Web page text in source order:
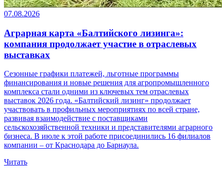
07.08.2026
Аграрная карта «Балтийского лизинга»:
компания продолжает участие в отраслевых
выставках
Сезонные графики платежей, льготные программы
финансирования и новые решения для агропромышленного
комплекса стали одними из ключевых тем отраслевых
выставок 2026 года. «Балтийский лизинг» продолжает
участвовать в профильных мероприятиях по всей стране,
развивая взаимодействие с поставщиками
сельскохозяйственной техники и представителями аграрного
бизнеса. В июле к этой работе присоединились 16 филиалов
компании – от Краснодара до Барнаула.
Читать